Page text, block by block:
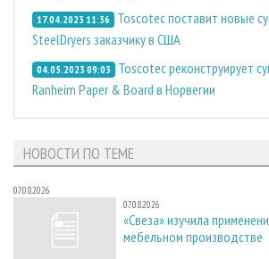
17.04.2023 11:36
Toscotec поставит новые
SteelDryers заказчику в США
04.05.2023 09:03
Toscotec реконструирует
Ranheim Paper & Board в Норвегии
НОВОСТИ ПО ТЕМЕ
07.08.2026
07.08.2026
«Свеза» изучила
мебельном производстве